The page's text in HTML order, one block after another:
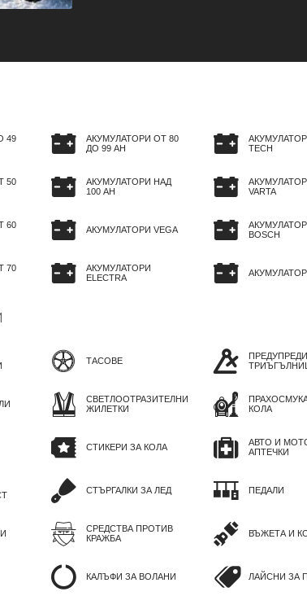
49
50
60
70
АКУМУЛАТОРИ ОТ 80
ДО 99 AH
АКУМУЛАТОРИ НАД
100 AH
АКУМУЛАТОРИ VEGA
АКУМУЛАТОРИ
ELECTRA
TECH
VARTA
BOSCH
ТАСОВЕ
СВЕТЛООТРАЗИТЕЛНИ
ЖИЛЕТКИ
СТИКЕРИ ЗА КОЛА
СТЪРГАЛКИ ЗА ЛЕД
СРЕДСТВА ПРОТИВ
КРАЖБА
КАЛЪФИ ЗА ВОЛАНИ
КОЛА
АВТО И
АПТЕЧКИ
ПЕДАЛИ
ВЪЖЕТА И
ЛАЙСНИ ЗА